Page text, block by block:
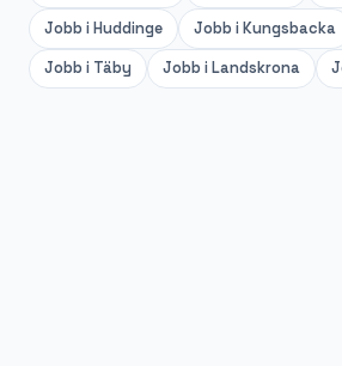
Jobb iHuddinge Jobb iKungsbacka
Jobb i Täby Jobb iLandskrona